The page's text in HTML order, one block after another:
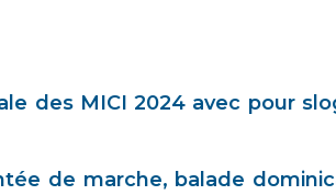
des MICI 2024 avec pour
de marche, balade